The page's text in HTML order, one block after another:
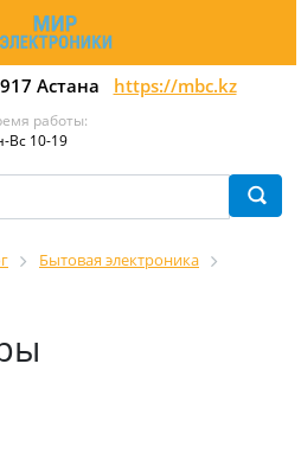
Астана https://mbc.kz
работы:
Вс 10-19
Бытовая электроника